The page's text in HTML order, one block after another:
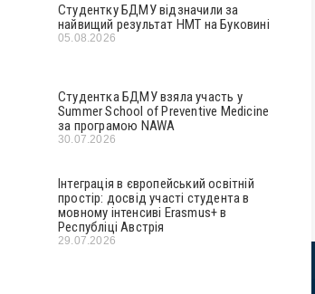
Студентку БДМУ відзначили за
найвищий результат НМТ на Буковині
05.08.2026
Студентка БДМУ взяла участь у
Summer School of Preventive Medicine
за програмою NAWA
30.07.2026
Інтеграція в європейський освітній
простір: досвід участі студента в
мовному інтенсиві Erasmus+ в
Республіці Австрія
29.07.2026